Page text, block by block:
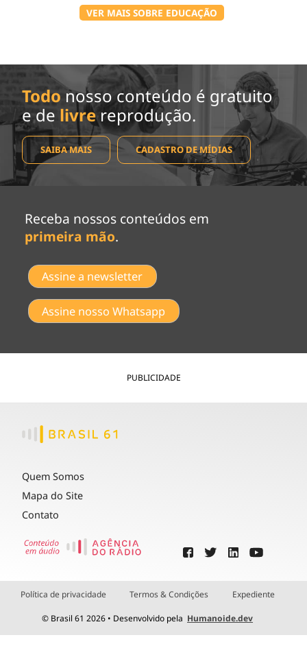
VER MAIS SOBRE EDUCAÇÃO
Todo nosso conteúdo é gratuito
e de livrereprodução.
SAIBA MAIS CADASTRO DE MÍDIAS
Receba nossos conteúdos em
primeira mão.
Assine a newsletter
Assine nosso Whatsapp
PUBLICIDADE
Quem Somos
Mapa do Site
Contato
Política de privacidade Termos & Condições Expediente
© Brasil 61 2026 • Desenvolvido pela Humanoide.dev